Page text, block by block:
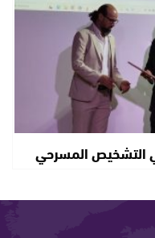
التشخيص المسرحي